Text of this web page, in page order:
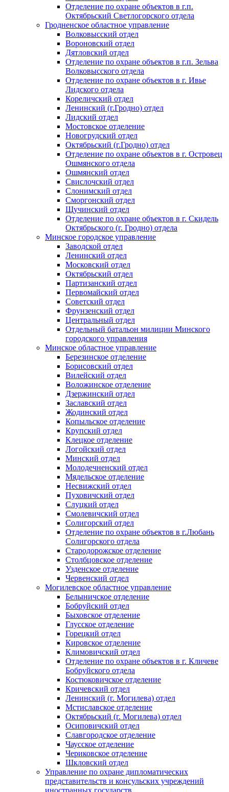
Отделение по охране объектов в г.п.
Октябрьский Светлогорского отдела
Гродненское областное управление
Волковысский отдел
Вороновский отдел
Дятловский отдел
Отделение по охране объектов в г.п. Зельва
Волковысского отдела
Отделение по охране объектов в г. Ивье
Лидского отдела
Кореличский отдел
Ленинский (г.Гродно) отдел
Лидский отдел
Мостовское отделение
Новогрудский отдел
Октябрьский (г.Гродно) отдел
Отделение по охране объектов в г. Островец
Ошмянского отдела
Ошмянский отдел
Свислочский отдел
Слонимский отдел
Сморгонский отдел
Щучинский отдел
Отделение по охране объектов в г. Скидель
Октябрьского (г. Гродно) отдела
Минское городское управление
Заводской отдел
Ленинский отдел
Московский отдел
Октябрьский отдел
Партизанский отдел
Первомайский отдел
Советский отдел
Фрунзенский отдел
Центральный отдел
Отдельный батальон милиции Минского
городского управления
Минское областное управление
Березинское отделение
Борисовский отдел
Вилейский отдел
Воложинское отделение
Дзержинский отдел
Заславский отдел
Жодинский отдел
Копыльское отделение
Крупский отдел
Клецкое отделение
Логойский отдел
Минский отдел
Молодечненский отдел
Мядельское отделение
Несвижский отдел
Пуховичский отдел
Слуцкий отдел
Смолевичский отдел
Солигорский отдел
Отделение по охране объектов в г.Любань
Солигорского отдела
Стародорожское отделение
Столбцовское отделение
Узденское отделение
Червенский отдел
Могилевское областное управление
Белыничское отделение
Бобруйский отдел
Быховское отделение
Глусское отделение
Горецкий отдел
Кировское отделение
Климовичский отдел
Отделение по охране объектов в г. Кличеве
Бобруйского отдела
Костюковичское отделение
Кричевский отдел
Ленинский (г. Могилева) отдел
Мстиславское отделение
Октябрьский (г. Могилева) отдел
Осиповичский отдел
Славгородское отделение
Чаусское отделение
Чериковское отделение
Шкловский отдел
Управление по охране дипломатических
представительств и консульских учреждений
иностранных государств